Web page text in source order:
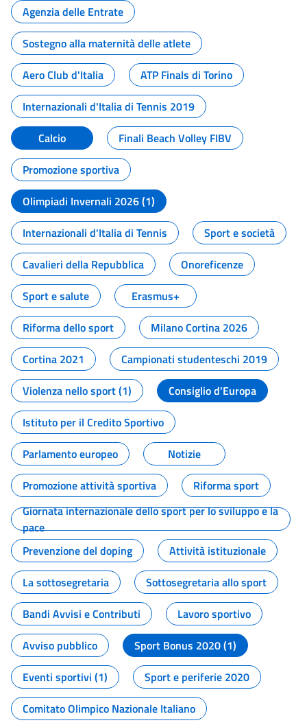
Agenzia delle Entrate
Sostegno alla maternità delle atlete
Aero Club d'Italia
ATP Finals di Torino
Internazionali d'Italia di Tennis 2019
Calcio
Finali Beach Volley FIBV
Promozione sportiva
Olimpiadi Invernali 2026 (1)
Internazionali d'Italia di Tennis
Sport e società
Cavalieri della Repubblica
Onoreficenze
Sport e salute
Erasmus+
Riforma dello sport
Milano Cortina 2026
Cortina 2021
Campionati studenteschi 2019
Violenza nello sport (1)
Consiglio d'Europa
Istituto per il Credito Sportivo
Parlamento europeo
Notizie
Promozione attività sportiva
Riforma sport
Giornata internazionale dello sport per lo sviluppo e la
pace
Prevenzione del doping
Attività istituzionale
La sottosegretaria
Sottosegretaria allo sport
Bandi Avvisi e Contributi
Lavoro sportivo
Avviso pubblico
Sport Bonus 2020 (1)
Eventi sportivi (1)
Sport e periferie 2020
Comitato Olimpico Nazionale Italiano